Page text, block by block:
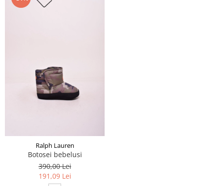
Ralph Lauren
Botosei bebelusi
390,00 Lei
191,09 Lei